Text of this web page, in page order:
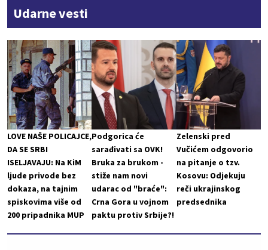
Udarne vesti
LOVE NAŠE POLICAJCE,
DA SE SRBI
ISELJAVAJU: Na KiM
ljude privode bez
dokaza, na tajnim
spiskovima više od
200 pripadnika MUP
Podgorica će
sarađivati sa OVK!
Bruka za brukom -
stiže nam novi
udarac od "braće":
Crna Gora u vojnom
paktu protiv Srbije?!
Zelenski pred
Vučićem odgovorio
na pitanje o tzv.
Kosovu: Odjekuju
reči ukrajinskog
predsednika